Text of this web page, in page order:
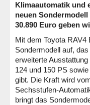
Klimaautomatik und
neuen
30.890 Euro geben
Mit dem Toyota RAV4
Sondermodell auf,
erweiterte
124 und 150 PS
gibt. Die Kraft wird
Sechsstufen-
bringt das